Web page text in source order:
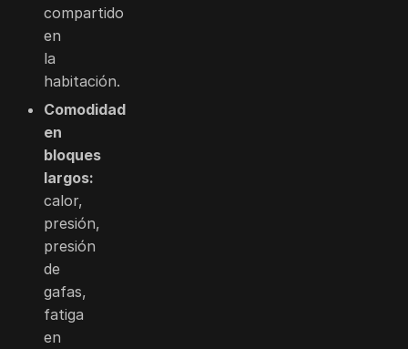
compartido
en
la
habitación.
Comodidad
en
bloques
largos:
calor,
presión,
presión
de
gafas,
fatiga
en